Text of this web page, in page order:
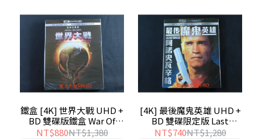
鐵盒 [4K] 世界大戰 UHD +
BD 雙碟版鐵盒 War Of
The Worlds ( 得利 )
NT$880NT$1,380
[4K] 最後魔鬼英雄 UHD +
BD 雙碟限定版 Last
Action Hero ( 得利 )
NT$740NT$1,280